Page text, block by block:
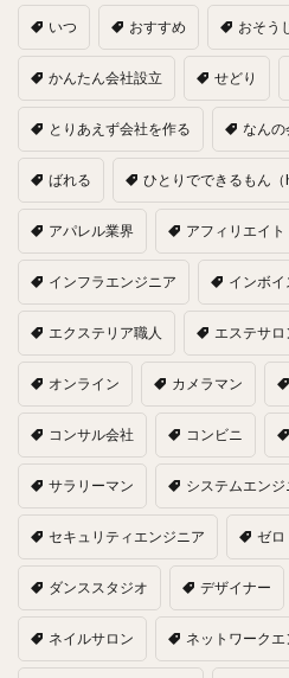
いつ おすすめ おそう
かんたん会社設立 せどり
とりあえず会社を作る なんの
ばれる ひとりでできるもん（
アパレル業界 アフィリエイト
インフラエンジニア インボ
エクステリア職人 エステサロ
オンライン カメラマン
コンサル会社 コンビニ
サラリーマン システムエンジ
セキュリティエンジニア ゼロ
ダンススタジオ デザイナー
ネイルサロン ネットワークエ